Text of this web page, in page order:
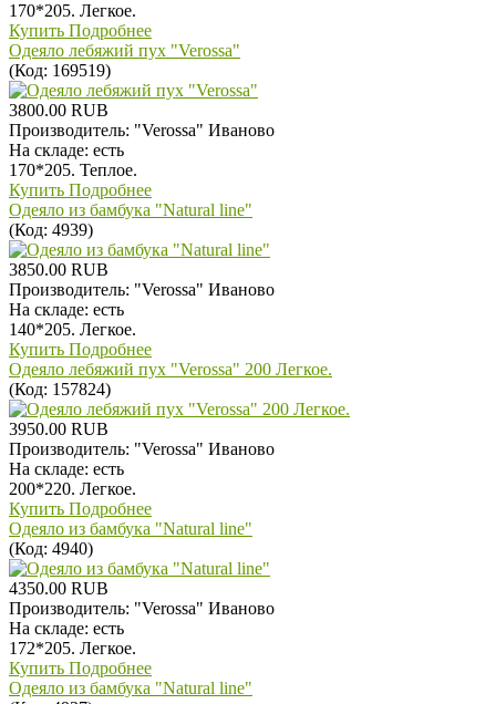
170*205. Легкое.
Купить Подробнее
Одеяло лебяжий пух "Verossa"
(Код: 169519)
3800.00 RUB
Производитель: "Verossa" Иваново
На складе: есть
170*205. Теплое.
Купить Подробнее
Одеяло из бамбука "Natural line"
(Код: 4939)
3850.00 RUB
Производитель: "Verossa" Иваново
На складе: есть
140*205. Легкое.
Купить Подробнее
Одеяло лебяжий пух "Verossa" 200 Легкое.
(Код: 157824)
3950.00 RUB
Производитель: "Verossa" Иваново
На складе: есть
200*220. Легкое.
Купить Подробнее
Одеяло из бамбука "Natural line"
(Код: 4940)
4350.00 RUB
Производитель: "Verossa" Иваново
На складе: есть
172*205. Легкое.
Купить Подробнее
Одеяло из бамбука "Natural line"